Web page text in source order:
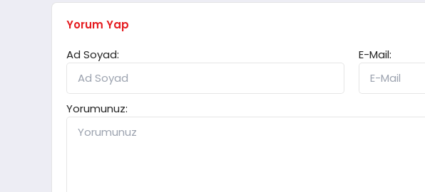
Yorum Yap
Ad Soyad:
E-Mail:
Yorumunuz: